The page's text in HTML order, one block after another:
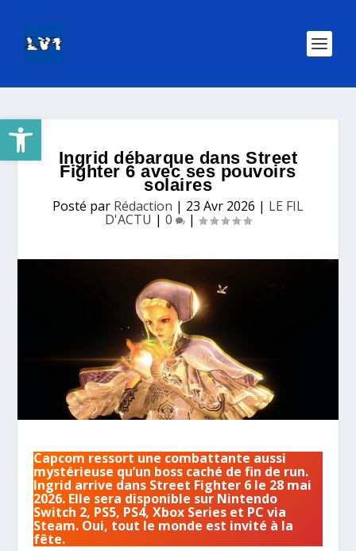
Ouvrir la barre d’outils
Ingrid débarque dans Street
Fighter 6 avec ses pouvoirs
solaires
Posté par Rédaction | 23 Avr 2026 | LE FIL
D'ACTU | 0 |
Capcom ressort une combattante aussi
mystérieuse qu’un boss caché de fin de run.
Ingrid arrive dans Street Fighter 6 le 28 mai
2026. Elle sera disponible sur Nintendo
Switch 2, PS5, PS4, Xbox Series et PC via
Steam. Oui, tout le monde est invité à la
fête.